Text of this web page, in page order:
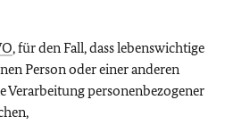
, für den Fall, dass lebenswichtige
Person oder einer anderen
Verarbeitung personenbezogener